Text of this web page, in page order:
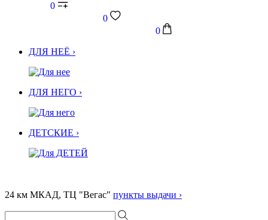
0
0
0
ДЛЯ НЕЁ ›
ДЛЯ НЕГО ›
ДЕТСКИЕ ›
24 км МКАД, ТЦ "Вегас" пункты выдачи ›